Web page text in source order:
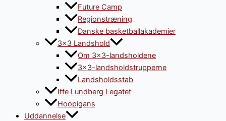
Future Camp
Regionstræning
Danske basketballakademier
3×3 Landshold
Om 3×3-landsholdene
3×3-landsholdstrupperne
Landsholdsstab
Iffe Lundberg Legatet
Hoopigans
Uddannelse